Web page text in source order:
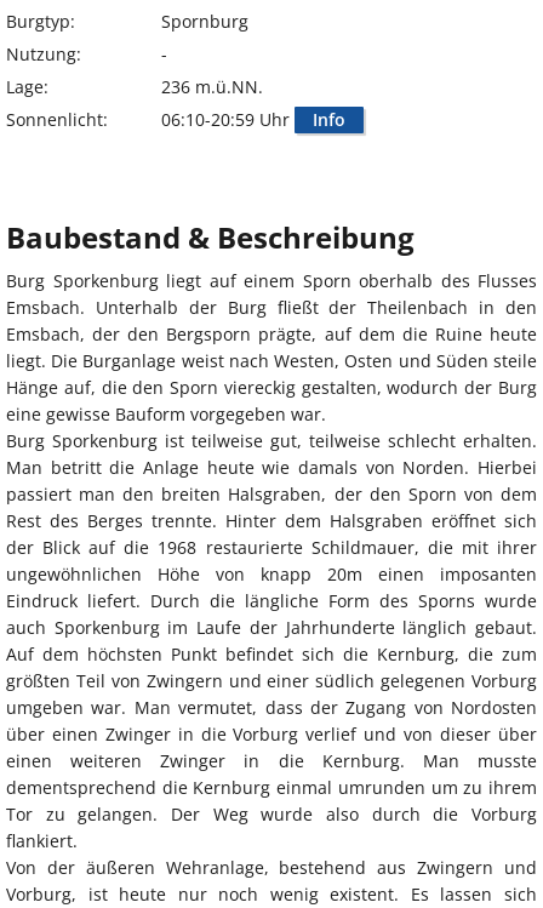
Burgtyp:
Spornburg
Nutzung:
-
Lage:
236 m.ü.NN.
Sonnenlicht:
06:10-20:59 Uhr Info
Baubestand & Beschreibung
Burg Sporkenburg liegt auf einem Sporn oberhalb des Flusses
Emsbach. Unterhalb der Burg fließt der Theilenbach in den
Emsbach, der den Bergsporn prägte, auf dem die Ruine heute
liegt. Die Burganlage weist nach Westen, Osten und Süden steile
Hänge auf, die den Sporn viereckig gestalten, wodurch der Burg
eine gewisse Bauform vorgegeben war.
Burg Sporkenburg ist teilweise gut, teilweise schlecht erhalten.
Man betritt die Anlage heute wie damals von Norden. Hierbei
passiert man den breiten Halsgraben, der den Sporn von dem
Rest des Berges trennte. Hinter dem Halsgraben eröffnet sich
der Blick auf die 1968 restaurierte Schildmauer, die mit ihrer
ungewöhnlichen Höhe von knapp 20m einen imposanten
Eindruck liefert. Durch die längliche Form des Sporns wurde
auch Sporkenburg im Laufe der Jahrhunderte länglich gebaut.
Auf dem höchsten Punkt befindet sich die Kernburg, die zum
größten Teil von Zwingern und einer südlich gelegenen Vorburg
umgeben war. Man vermutet, dass der Zugang von Nordosten
über einen Zwinger in die Vorburg verlief und von dieser über
einen weiteren Zwinger in die Kernburg. Man musste
dementsprechend die Kernburg einmal umrunden um zu ihrem
Tor zu gelangen. Der Weg wurde also durch die Vorburg
flankiert.
Von der äußeren Wehranlage, bestehend aus Zwingern und
Vorburg, ist heute nur noch wenig existent. Es lassen sich